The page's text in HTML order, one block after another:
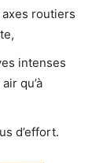
routiers
intenses
qu’à
d’effort.